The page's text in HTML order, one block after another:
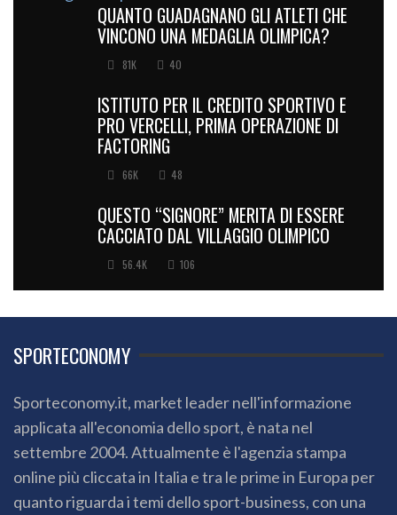
QUANTO GUADAGNANO GLI ATLETI CHE
VINCONO UNA MEDAGLIA OLIMPICA?
81K 40
ISTITUTO PER IL CREDITO SPORTIVO E
PRO VERCELLI, PRIMA OPERAZIONE DI
FACTORING
66K 48
QUESTO “SIGNORE” MERITA DI ESSERE
CACCIATO DAL VILLAGGIO OLIMPICO
56.4K 106
SPORTECONOMY
Sporteconomy.it, market leader nell'informazione
applicata all'economia dello sport, è nata nel
settembre 2004. Attualmente è l'agenzia stampa
online più cliccata in Italia e tra le prime in Europa per
quanto riguarda i temi dello sport-business, con una